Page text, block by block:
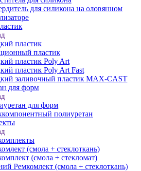
для силикона на оловянном
пластик
пластик
пластик Poly Art
пластик Poly Art Fast
заливочный пластик MAX-CAST
для форм
для форм
полиуретан
(смола + стеклоткань)
(смола + стекломат)
Ремкомлект (смола + стеклоткань)